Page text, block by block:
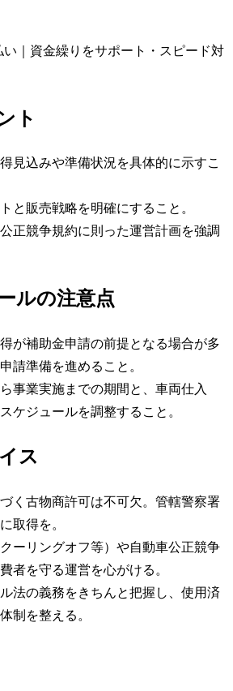
い｜資金繰りをサポート・スピード対
ト
見込みや準備状況を具体的に示すこ
と販売戦略を明確にすること。
正競争規約に則った運営計画を強調
ルの注意点
が補助金申請の前提となる場合が多
請準備を進めること。
事業実施までの期間と、車両仕入
ケジュールを調整すること。
ス
く古物商許可は不可欠。管轄警察署
取得を。
ーリングオフ等）や自動車公正競争
者を守る運営を心がける。
法の義務をきちんと把握し、使用済
制を整える。